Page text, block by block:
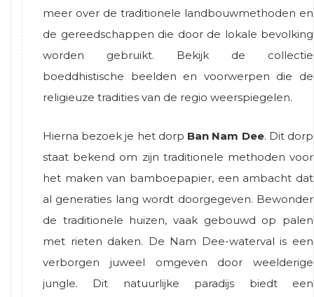
meer over de traditionele landbouwmethoden en
de gereedschappen die door de lokale bevolking
worden gebruikt. Bekijk de collectie
boeddhistische beelden en voorwerpen die de
religieuze tradities van de regio weerspiegelen.
Hierna bezoek je het dorp Ban Nam Dee. Dit dorp
staat bekend om zijn traditionele methoden voor
het maken van bamboepapier, een ambacht dat
al generaties lang wordt doorgegeven. Bewonder
de traditionele huizen, vaak gebouwd op palen
met rieten daken. De Nam Dee-waterval is een
verborgen juweel omgeven door weelderige
jungle. Dit natuurlijke paradijs biedt een